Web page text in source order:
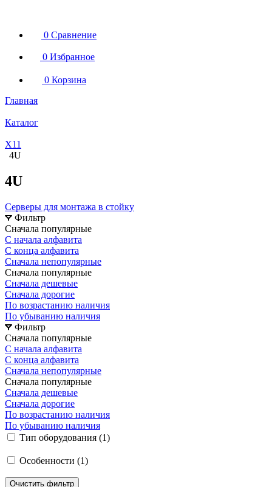
0 Сравнение
0 Избранное
0 Корзина
Главная
Каталог
X11
4U
4U
Серверы для монтажа в стойку
Фильтр
Сначала популярные
С начала алфавита
С конца алфавита
Сначала непопулярные
Сначала популярные
Сначала дешевые
Сначала дорогие
По возрастанию наличия
По убыванию наличия
Фильтр
Сначала популярные
С начала алфавита
С конца алфавита
Сначала непопулярные
Сначала популярные
Сначала дешевые
Сначала дорогие
По возрастанию наличия
По убыванию наличия
Тип оборудования (1)
Особенности (1)
Очистить фильтр